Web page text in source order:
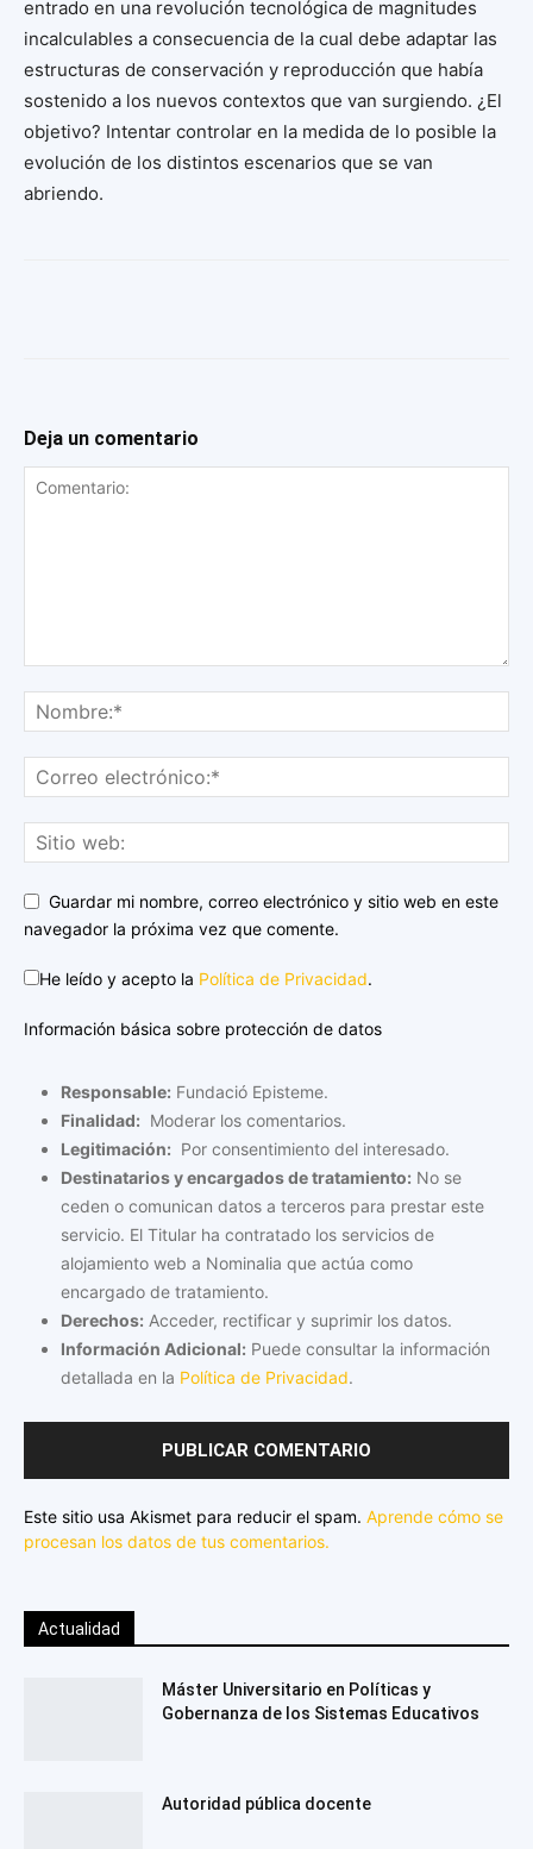
entrado en una revolución tecnológica de magnitudes
incalculables a consecuencia de la cual debe adaptar las
estructuras de conservación y reproducción que había
sostenido a los nuevos contextos que van surgiendo. ¿El
objetivo? Intentar controlar en la medida de lo posible la
evolución de los distintos escenarios que se van
abriendo.
Deja un comentario
Guardar mi nombre, correo electrónico y sitio web en este
navegador la próxima vez que comente.
He leído y acepto la Política de Privacidad.
Información básica sobre protección de datos
Responsable: Fundació Episteme.
Finalidad: Moderar los comentarios.
Legitimación: Por consentimiento del interesado.
Destinatarios y encargados de tratamiento: No se
ceden o comunican datos a terceros para prestar este
servicio. El Titular ha contratado los servicios de
alojamiento web a Nominalia que actúa como
encargado de tratamiento.
Derechos: Acceder, rectificar y suprimir los datos.
Información Adicional: Puede consultar la información
detallada en la Política de Privacidad.
Este sitio usa Akismet para reducir el spam. Aprende cómo se
procesan los datos de tus comentarios.
Actualidad
Máster Universitario en Políticas y
Gobernanza de los Sistemas Educativos
Autoridad pública docente